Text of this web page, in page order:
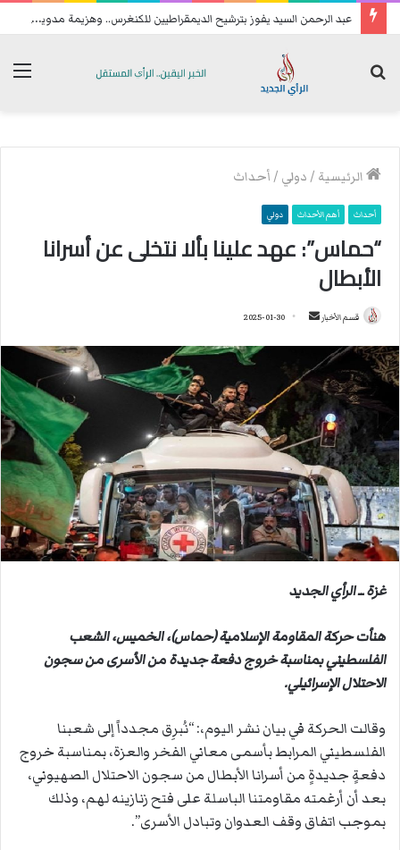
ع
بد الرحمن السيد يفوز بترشيح الديمقراطيين للكنغرس.. وهزيمة مدوية لإيباك
الرئيسية /دولي /أحداث
أحداث أهم الأحداث دولي
“حماس”: عهد علينا بألا نتخلى عن أسرانا
الأبطال
قسم الأخبار
ل
ب
ر
ي
د
ا
إ
ل
ك
ر
ن
ي
ا
2025-01-30
غزة ــ الرأي الجديد
هنأت حركة المقاومة الإسلامية (حماس)، الخميس، الشعب
الفلسطيني بمناسبة خروج دفعة جديدة من الأسرى من سجون
الاحتلال الإسرائيلي.
وقالت الحركة في بيان نشر اليوم،: “نُبرِق مجدداً إلى شعبنا
الفلسطيني المرابط بأسمى معاني الفخر والعزة، بمناسبة خروج
دفعةٍ جديدةٍ من أسرانا الأبطال من سجون الاحتلال الصهيوني،
بعد أن أرغمته مقاومتنا الباسلة على فتح زنازينه لهم، وذلك
بموجب اتفاق وقف العدوان وتبادل الأسرى”.